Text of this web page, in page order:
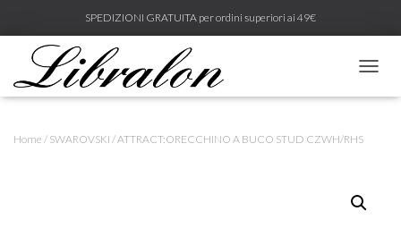
SPEDIZIONI GRATUITA per ordini superiori ai 49€
A
Home / SWAROVSKI / ATTRACT:ORECCHINO A BUCO STUD CZWH/RHS